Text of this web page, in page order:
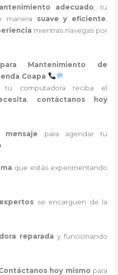
adecuado , tu
manera suave y eficiente
mientras navegas por
Mantenimiento de
Coapa
computadora reciba el
contáctanos hoy
para agendar tu
que estás experimentando
se encarguen de la
reparada y funcionando
hoy mismo para